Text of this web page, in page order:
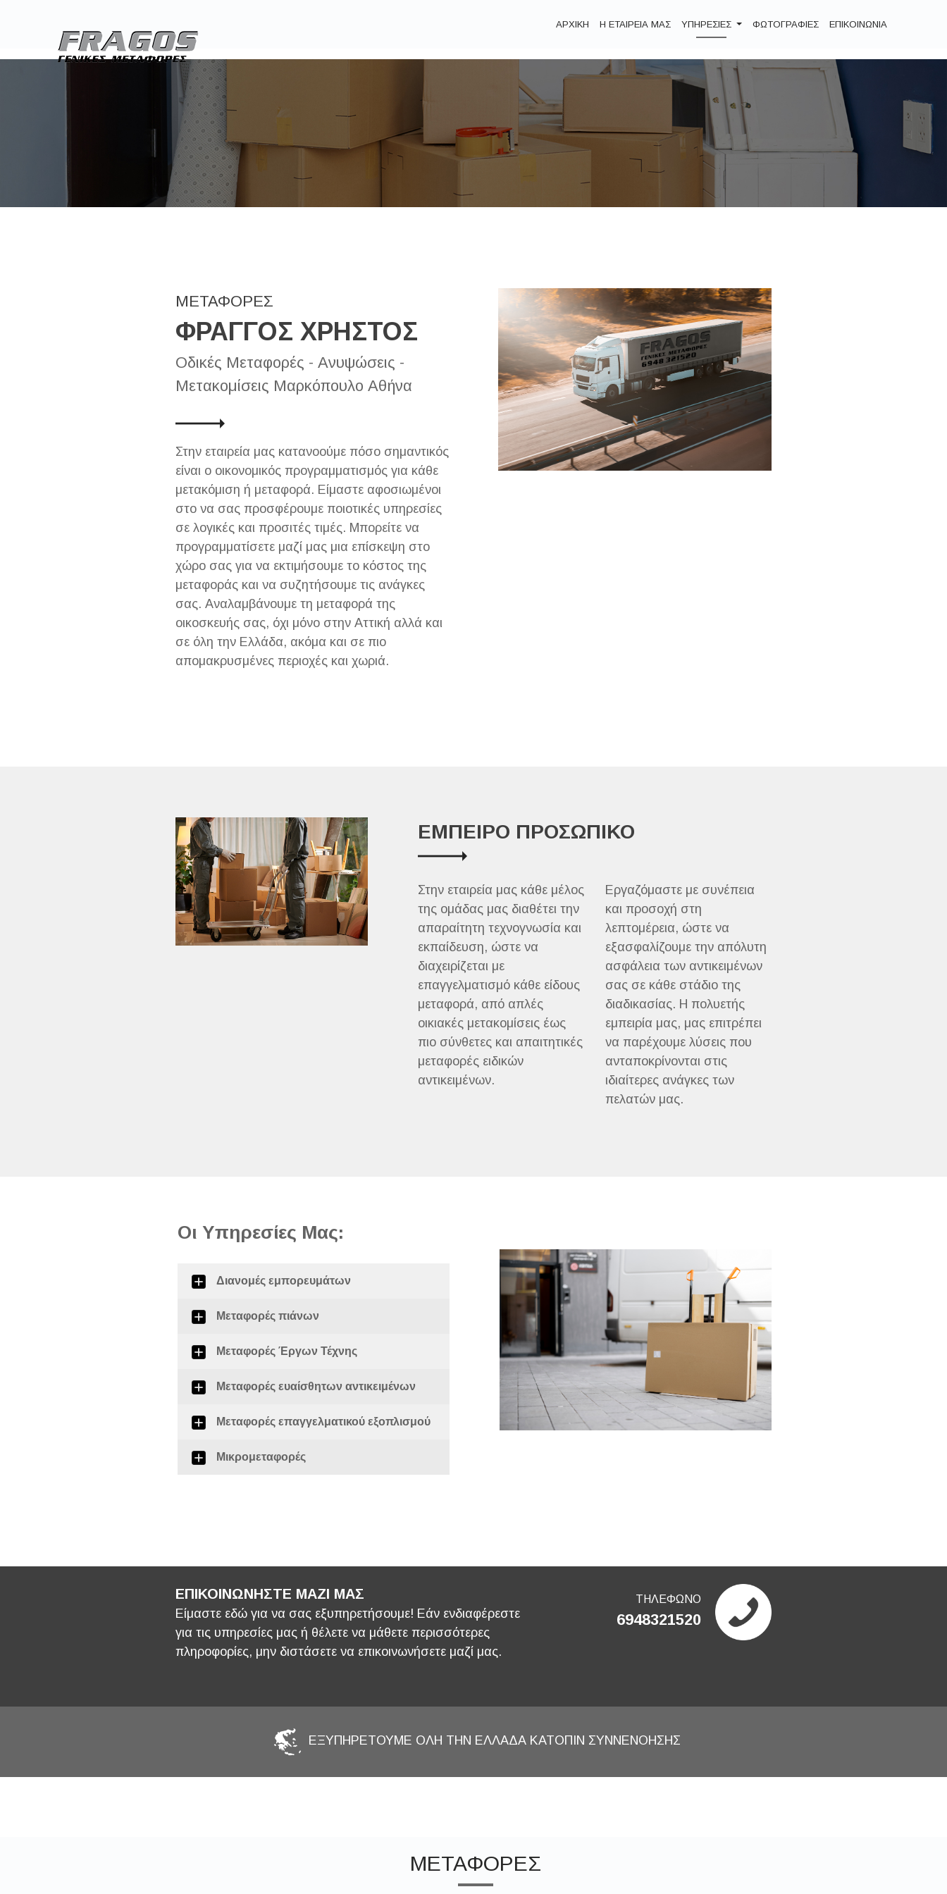
ΑΡΧΙΚΗ Η ΕΤΑΙΡΕΙΑ ΜΑΣ ΥΠΗΡΕΣΙΕΣ ΦΩΤΟΓΡΑΦΙΕΣ ΕΠΙΚΟΙΝΩΝΙΑ
ΜΕΤΑΦΟΡΕΣ
ΦΡΑΓΓΟΣ ΧΡΗΣΤΟΣ
Οδικές Μεταφορές - Ανυψώσεις -
Μετακομίσεις Μαρκόπουλο Αθήνα
Στην εταιρεία μας κατανοούμε πόσο σημαντικός
είναι ο οικονομικός προγραμματισμός για κάθε
μετακόμιση ή μεταφορά. Είμαστε αφοσιωμένοι
στο να σας προσφέρουμε ποιοτικές υπηρεσίες
σε λογικές και προσιτές τιμές. Μπορείτε να
προγραμματίσετε μαζί μας μια επίσκεψη στο
χώρο σας για να εκτιμήσουμε το κόστος της
μεταφοράς και να συζητήσουμε τις ανάγκες
σας. Αναλαμβάνουμε τη μεταφορά της
οικοσκευής σας, όχι μόνο στην Αττική αλλά και
σε όλη την Ελλάδα, ακόμα και σε πιο
απομακρυσμένες περιοχές και χωριά.
ΕΜΠΕΙΡΟ ΠΡΟΣΩΠΙΚΟ
Στην εταιρεία μας κάθε μέλος
της ομάδας μας διαθέτει την
απαραίτητη τεχνογνωσία και
εκπαίδευση, ώστε να
διαχειρίζεται με
επαγγελματισμό κάθε είδους
μεταφορά, από απλές
οικιακές μετακομίσεις έως
πιο σύνθετες και απαιτητικές
μεταφορές ειδικών
αντικειμένων.
Εργαζόμαστε με συνέπεια
και προσοχή στη
λεπτομέρεια, ώστε να
εξασφαλίζουμε την απόλυτη
ασφάλεια των αντικειμένων
σας σε κάθε στάδιο της
διαδικασίας. Η πολυετής
εμπειρία μας, μας επιτρέπει
να παρέχουμε λύσεις που
ανταποκρίνονται στις
ιδιαίτερες ανάγκες των
πελατών μας.
Οι Υπηρεσίες Μας:
Διανομές εμπορευμάτων
Μεταφορές πιάνων
Μεταφορές Έργων Τέχνης
Μεταφορές ευαίσθητων αντικειμένων
Μεταφορές επαγγελματικού εξοπλισμού
Μικρομεταφορές
ΕΠΙΚΟΙΝΩΝΗΣΤΕ ΜΑΖΙ ΜΑΣ
Είμαστε εδώ για να σας εξυπηρετήσουμε! Εάν ενδιαφέρεστε
για τις υπηρεσίες μας ή θέλετε να μάθετε περισσότερες
πληροφορίες, μην διστάσετε να επικοινωνήσετε μαζί μας.
ΤΗΛΕΦΩΝΟ
6948321520
ΕΞΥΠΗΡΕΤΟΥΜΕ ΟΛΗ ΤΗΝ ΕΛΛΑΔΑ ΚΑΤΟΠΙΝ ΣΥΝΝΕΝΟΗΣΗΣ
ΜΕΤΑΦΟΡΕΣ